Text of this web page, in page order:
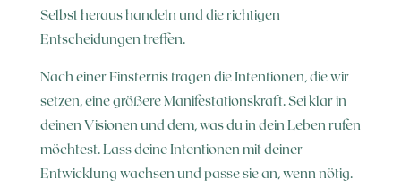
Selbst heraus handeln und die richtigen
Entscheidungen treffen.
Nach einer Finsternis tragen die Intentionen, die wir
setzen, eine größere Manifestationskraft. Sei klar in
deinen Visionen und dem, was du in dein Leben rufen
möchtest. Lass deine Intentionen mit deiner
Entwicklung wachsen und passe sie an, wenn nötig.